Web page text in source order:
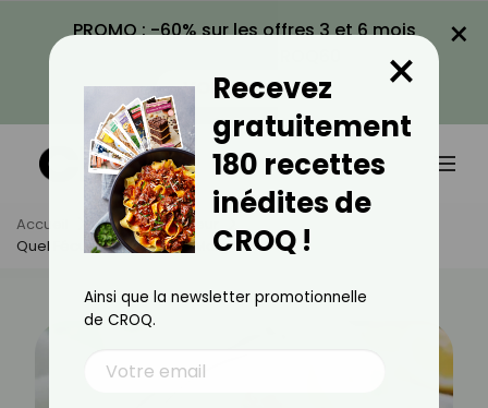
PROMO : -60% sur les offres 3 et 6 mois
VOIR LA PROMO
×
Accueil Actus
Minceur
Quel Féculent Fait Le Plus Maigrir ?
Recevez
gratuitement
180 recettes
inédites de
CROQ !
×
Ainsi que la newsletter promotionnelle
de CROQ.